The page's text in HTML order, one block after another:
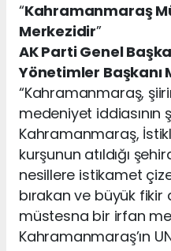
“Kahramanmaraş
Merkezidir”
AK Parti Genel
Yönetimler Başkanı
“Kahramanmaraş,
medeniyet iddiasının
Kahramanmaraş,
kurşunun atıldığı
nesillere istikamet
bırakan ve büyük fikir
müstesna bir irfan
Kahramanmaraş’ın